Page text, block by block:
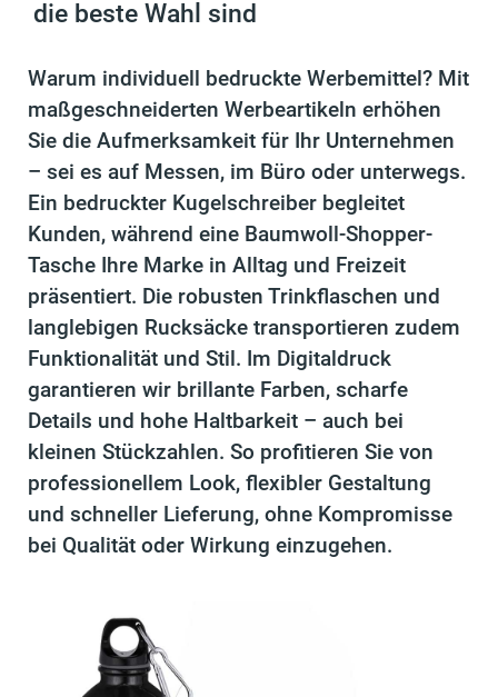
die beste Wahl sind
Warum individuell bedruckte Werbemittel? Mit
maßgeschneiderten Werbeartikeln erhöhen
Sie die Aufmerksamkeit für Ihr Unternehmen
– sei es auf Messen, im Büro oder unterwegs.
Ein bedruckter Kugelschreiber begleitet
Kunden, während eine Baumwoll-Shopper-
Tasche Ihre Marke in Alltag und Freizeit
präsentiert. Die robusten Trinkflaschen und
langlebigen Rucksäcke transportieren zudem
Funktionalität und Stil. Im Digitaldruck
garantieren wir brillante Farben, scharfe
Details und hohe Haltbarkeit – auch bei
kleinen Stückzahlen. So profitieren Sie von
professionellem Look, flexibler Gestaltung
und schneller Lieferung, ohne Kompromisse
bei Qualität oder Wirkung einzugehen.